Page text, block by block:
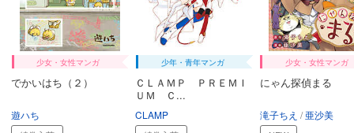
少女・女性マンガ
でかいはち（２）
遊ハち
少年・青年マンガ
ＣＬＡＭＰ ＰＲＥＭＩ
ＵＭ Ｃ...
CLAMP
少女・女性マンガ
にゃん探偵まる
滝子ちえ 亜沙美